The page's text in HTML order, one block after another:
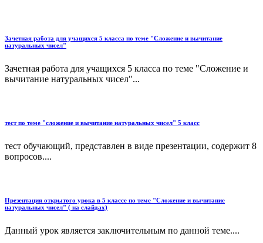
Зачетная работа для учащихся 5 класса по теме "Сложение и вычитание
натуральных чисел"
Зачетная работа для учащихся 5 класса по теме "Сложение и
вычитание натуральных чисел"...
тест по теме "сложение и вычитание натуральных чисел" 5 класс
тест обучающий, представлен в виде презентации, содержит 8
вопросов....
Презентация открытого урока в 5 классе по теме "Сложение и вычитание
натуральных чисел" ( на слайдах)
Данный урок является заключительным по данной теме....